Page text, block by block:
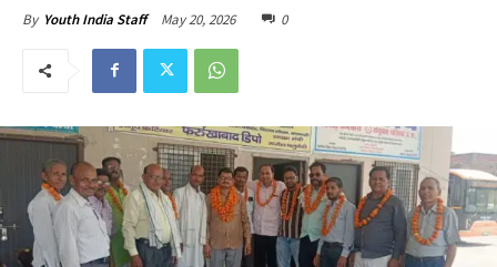
By Youth India Staff May 20, 2026 0